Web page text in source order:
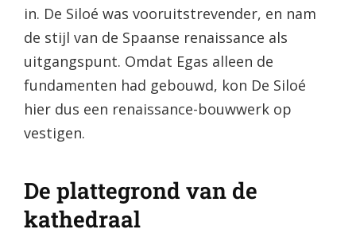
in. De Siloé was vooruitstrevender, en nam
de stijl van de Spaanse renaissance als
uitgangspunt. Omdat Egas alleen de
fundamenten had gebouwd, kon De Siloé
hier dus een renaissance-bouwwerk op
vestigen.
De plattegrond van de
kathedraal